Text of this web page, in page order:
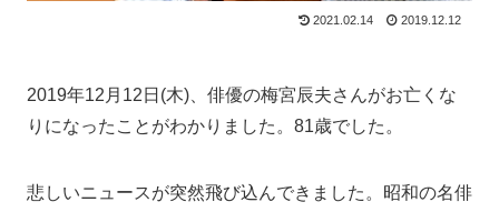
2021.02.14 2019.12.12
2019年12月12日(木)、俳優の梅宮辰夫さんがお亡くな
りになったことがわかりました。81歳でした。
悲しいニュースが突然飛び込んできました。昭和の名俳